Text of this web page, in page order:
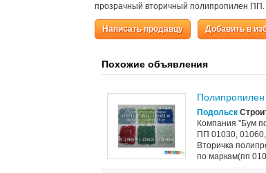
прозрачный вторичный полипропилен ПП.
Написать продавцу Добавить в
Похожие объявления
Полипропилен
Подольск
Компания "Бум
ПП 01030,
Вторичка
по маркам(пп